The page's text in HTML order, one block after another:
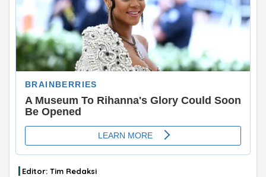
ADVERTISEMENT
Editor: Tim Redaksi